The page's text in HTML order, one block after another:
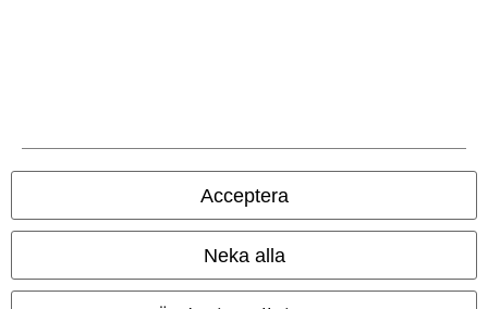
Acceptera
Neka alla
Alla priser inkl. moms.Fraktkostnad tillkommer.
Våra onlinebutiker